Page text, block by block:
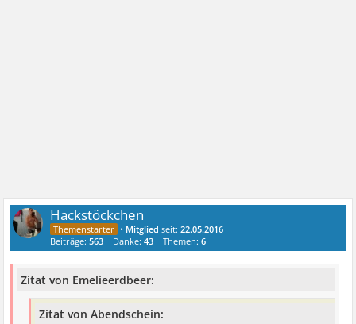
Hackstöckchen
• Mitglied seit:22.05.2016
Beiträge:563 Danke:43 Themen:6
Zitat von Emelieerdbeer:
Zitat von Abendschein: